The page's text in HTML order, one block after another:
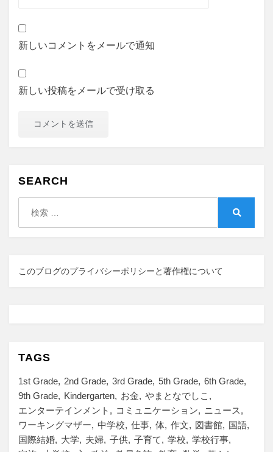
新しいコメントをメールで通知
新しい投稿をメールで受け取る
SEARCH
このブログのプライバシーポリシーと著作権について
TAGS
1st Grade 2nd Grade 3rd Grade 5th Grade 6th Grade
9th Grade
Kindergarten お金
やまとなでしこ
エンターテインメント
コミュニケーション
ニュース
ワーキングマザー
中学校 仕事 体 作文 図書館
国語
国際結婚
大学 夫婦 子供 子育て 学校
学校行事